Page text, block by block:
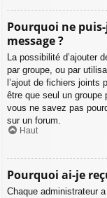
Pourquoi ne
message ?
La possibilité d’ajouter
par groupe, ou par
l’ajout de fichiers joints
être que seul un groupe
vous ne savez pas
sur un forum.
Haut
Pourquoi ai-je
Chaque administrateur